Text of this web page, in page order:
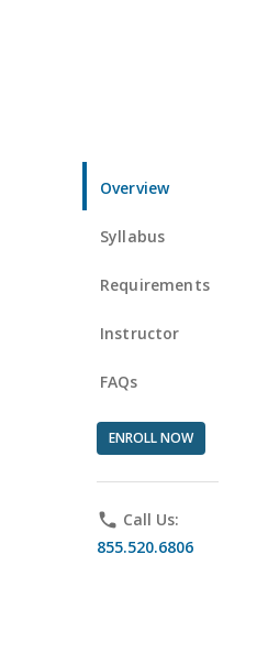
Overview
Syllabus
Requirements
Instructor
FAQs
ENROLL NOW
phone Call Us:
855.520.6806